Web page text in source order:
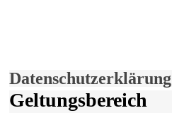
Datenschutzerklärung
Geltungsbereich